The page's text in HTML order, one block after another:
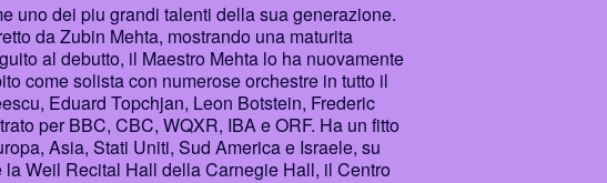
uno dei piu grandi talenti della sua generazione.
da Zubin Mehta, mostrando una maturita
al debutto, il Maestro Mehta lo ha nuovamente
come solista con numerose orchestre in tutto il
Eduard Topchjan, Leon Botstein, Frederic
per BBC, CBC, WQXR, IBA e ORF. Ha un fitto
Asia, Stati Uniti, Sud America e Israele, su
Weil Recital Hall della Carnegie Hall, il Centro